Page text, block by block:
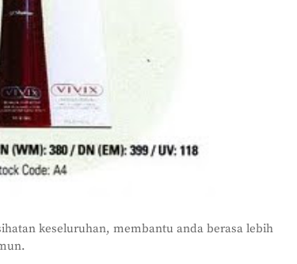
keseluruhan, membantu anda berasa lebih